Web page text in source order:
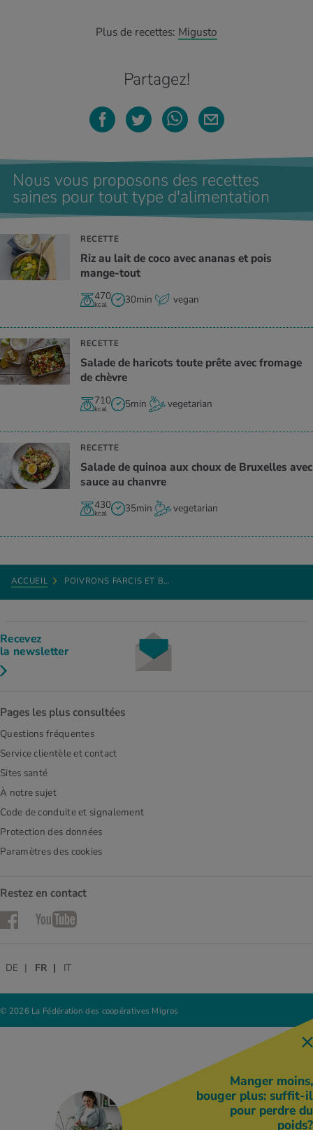
Plus de recettes: Migusto
Partagez!
Nous vous proposons des recettes
saines pour tout type d'alimentation
RECETTE
Riz au lait de coco avec ananas et pois
mange-tout
470
kcal 30min vegan
RECETTE
Salade de haricots toute prête avec fromage
de chèvre
710
kcal 5min vegetarian
RECETTE
Salade de quinoa aux choux de Bruxelles avec
sauce au chanvre
430
kcal 35min vegetarian
ACCUEIL POIVRONS FARCIS ET B…
Recevez
la newsletter
Pages les plus consultées
Questions fréquentes
Service clientèle et contact
Sites santé
À notre sujet
Code de conduite et signalement
Protection des données
Paramètres des cookies
Restez en contact
FacebookYouTube
© 2026 La Fédération des coopératives Migros
DE FR IT
Manger moins,
bouger plus: suffit-il
pour perdre du
poids?